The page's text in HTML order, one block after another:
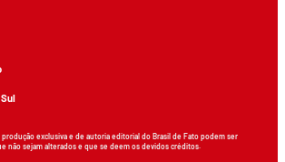
Sul
exclusiva e de autoria editorial do Brasil de Fato podem ser
não sejam alterados e que se deem os devidos créditos.